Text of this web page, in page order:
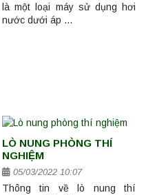
là một loại máy sử dụng hơi
nước dưới áp …
LÒ NUNG PHÒNG THÍ
NGHIỆM
05/03/2022 10:07
Thông tin về lò nung thí